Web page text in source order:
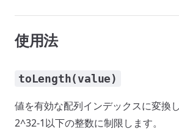
使用法
toLength(value)
値を有効な配列インデックスに変換
2^32-1以下の整数に制限します。